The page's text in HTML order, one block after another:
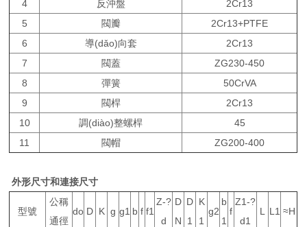
4
反沖盤
2Cr13
5
閥瓣
2Cr13+PTFE
6
導(dǎo)向套
2Cr13
7
閥蓋
ZG230-450
8
彈簧
50CrVA
9
閥桿
2Cr13
10
調(diào)整螺桿
45
11
閥帽 ZG200-400
外形尺寸和連接尺寸
型號
公稱
通徑
do D K g g1 b f f1
Z-?
d
D
N
D
1
K
1
g2
b
1
f
Z1-?
d1
L L1 ≈H